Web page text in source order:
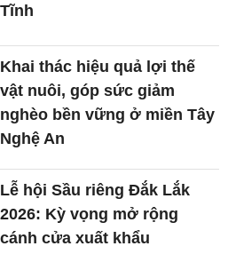
Tĩnh
Khai thác hiệu quả lợi thế
vật nuôi, góp sức giảm
nghèo bền vững ở miền Tây
Nghệ An
Lễ hội Sầu riêng Đắk Lắk
2026: Kỳ vọng mở rộng
cánh cửa xuất khẩu